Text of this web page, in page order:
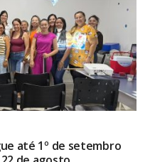
até 1º de setembro